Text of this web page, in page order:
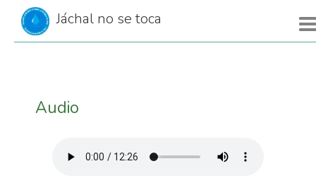
Jáchal no se toca
Audio